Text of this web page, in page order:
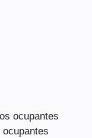
ocupantes